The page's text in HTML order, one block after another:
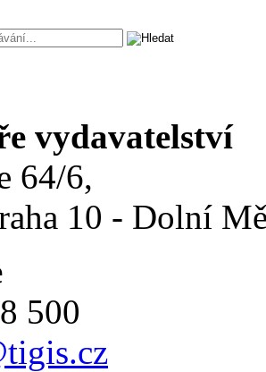
vydavatelství
64/6,
10 - Dolní
500